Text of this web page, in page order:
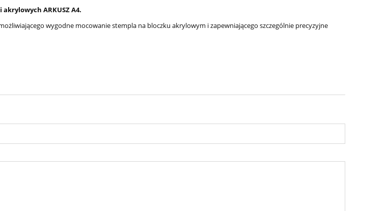
ARKUSZ A4.
wygodne mocowanie stempla na bloczku akrylowym i zapewniającego szczególnie precyzyjne